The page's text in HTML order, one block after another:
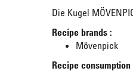
Die Kugel
Recipe brands :
Mövenpick
Recipe